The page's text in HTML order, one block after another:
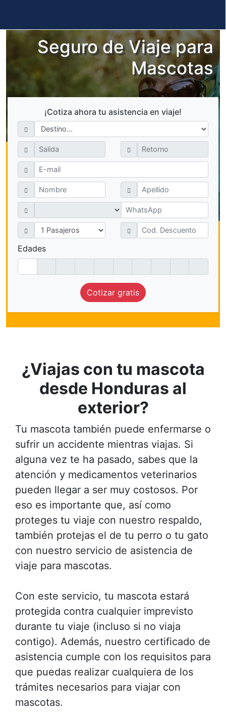
¡Cotiza ahora tu asistencia en viaje!
Edades
Cotizar gratis
Seguro de Viaje para
Mascotas
¿Viajas con tu mascota
desde Honduras al
exterior?
Tu mascota también puede enfermarse o
sufrir un accidente mientras viajas. Si
alguna vez te ha pasado, sabes que la
atención y medicamentos veterinarios
pueden llegar a ser muy costosos. Por
eso es importante que, así como
proteges tu viaje con nuestro respaldo,
también protejas el de tu perro o tu gato
con nuestro servicio de asistencia de
viaje para mascotas.
Con este servicio, tu mascota estará
protegida contra cualquier imprevisto
durante tu viaje (incluso si no viaja
contigo). Además, nuestro certificado de
asistencia cumple con los requisitos para
que puedas realizar cualquiera de los
trámites necesarios para viajar con
mascotas.